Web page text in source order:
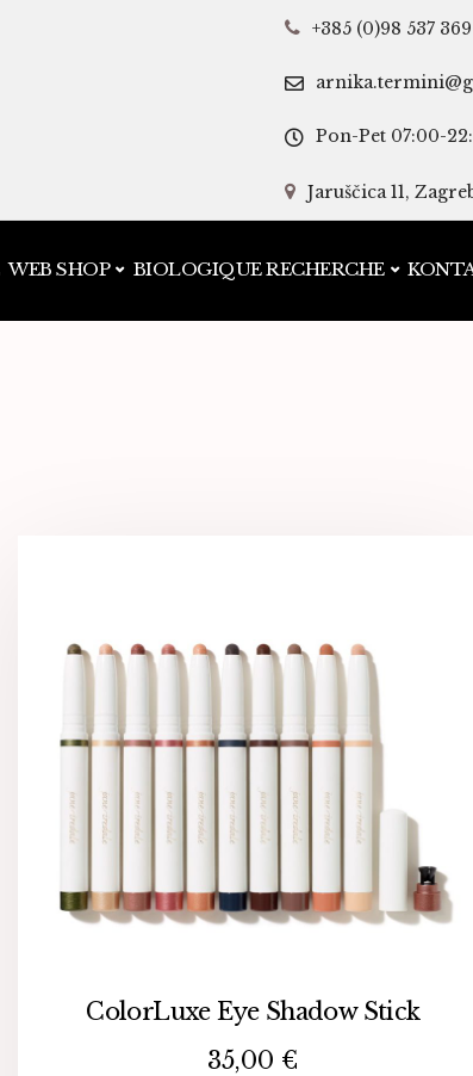
+385 (0)98 537 369
Pon-Pet 07:00-
Jaruščica 11,
WEB SHOP BIOLOGIQUE RECHERCHE
ColorLuxe Eye Shadow Stick
35,00 €